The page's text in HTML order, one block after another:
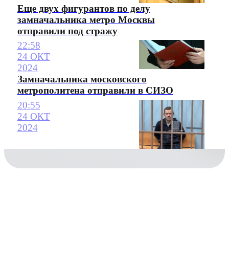
Еще двух фигурантов по делу
замначальника метро Москвы
отправили под стражу
22:58
24 ОКТ
2024
Замначальника московского
метрополитена отправили в СИЗО
20:55
24 ОКТ
2024